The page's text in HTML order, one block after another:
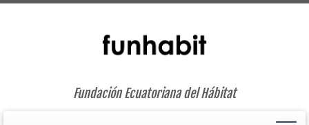
Fundación Ecuatoriana del Hábitat